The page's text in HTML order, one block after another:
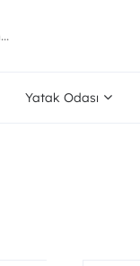
Yatak Odası